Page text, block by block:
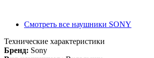
Смотреть все наушники SONY
Технические характеристики
Бренд: Sony